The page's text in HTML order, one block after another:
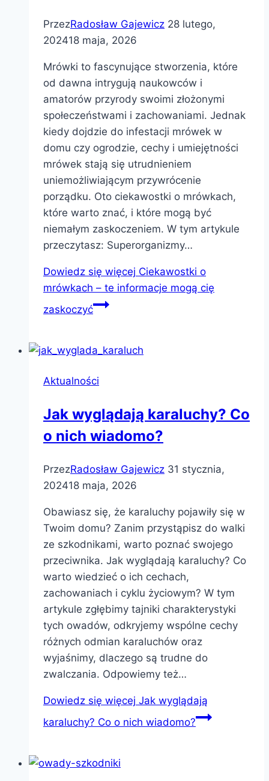
PrzezRadosław Gajewicz 28 lutego,
202418 maja, 2026
Mrówki to fascynujące stworzenia, które
od dawna intrygują naukowców i
amatorów przyrody swoimi złożonymi
społeczeństwami i zachowaniami. Jednak
kiedy dojdzie do infestacji mrówek w
domu czy ogrodzie, cechy i umiejętności
mrówek stają się utrudnieniem
uniemożliwiającym przywrócenie
porządku. Oto ciekawostki o mrówkach,
które warto znać, i które mogą być
niemałym zaskoczeniem. W tym artykule
przeczytasz: Superorganizmy…
Dowiedz się więcej Ciekawostki o
mrówkach – te informacje mogą cię
zaskoczyć
Aktualności
Jak wyglądają karaluchy? Co
o nich wiadomo?
PrzezRadosław Gajewicz 31 stycznia,
202418 maja, 2026
Obawiasz się, że karaluchy pojawiły się w
Twoim domu? Zanim przystąpisz do walki
ze szkodnikami, warto poznać swojego
przeciwnika. Jak wyglądają karaluchy? Co
warto wiedzieć o ich cechach,
zachowaniach i cyklu życiowym? W tym
artykule zgłębimy tajniki charakterystyki
tych owadów, odkryjemy wspólne cechy
różnych odmian karaluchów oraz
wyjaśnimy, dlaczego są trudne do
zwalczania. Odpowiemy też…
Dowiedz się więcej Jak wyglądają
karaluchy? Co o nich wiadomo?